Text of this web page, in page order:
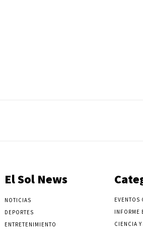
El Sol News
NOTICIAS
DEPORTES
ENTRETENIMIENTO
EVENTOS
INFORME
CIENCIA